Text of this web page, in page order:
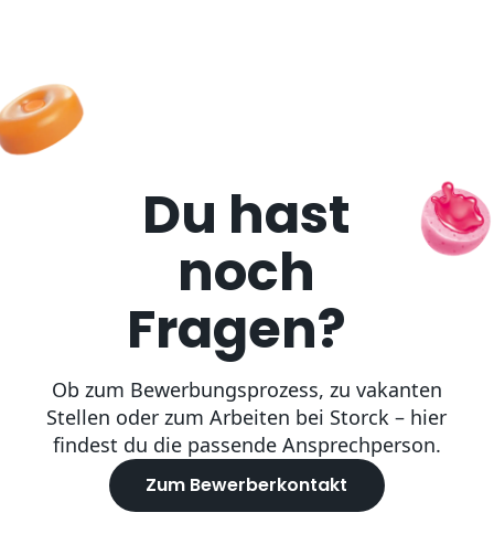
Du hast
noch
Fragen?
Ob zum Bewerbungsprozess, zu vakanten
Stellen oder zum Arbeiten bei Storck – hier
findest du die passende Ansprechperson.
Zum Bewerberkontakt